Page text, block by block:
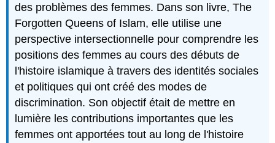
des problèmes des femmes. Dans son livre, The
Forgotten Queens of Islam, elle utilise une
perspective intersectionnelle pour comprendre les
positions des femmes au cours des débuts de
l'histoire islamique à travers des identités sociales
et politiques qui ont créé des modes de
discrimination. Son objectif était de mettre en
lumière les contributions importantes que les
femmes ont apportées tout au long de l'histoire